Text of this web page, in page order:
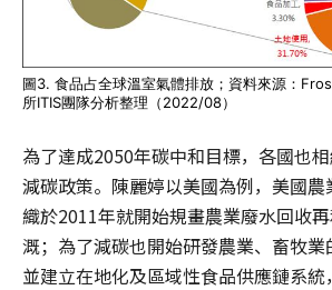
圖3. 食品占全球溫室氣體排放；資料來源：
所ITIS團隊分析整理（2022/08）
為了達成2050年碳中和目標，各國也
減碳政策。陳麗婷以美國為例，美國
織於2011年就開始規畫農業廢水回收
溉；為了減碳也開始研發農業、畜牧業
並建立在地化及區域性食品供應鏈系